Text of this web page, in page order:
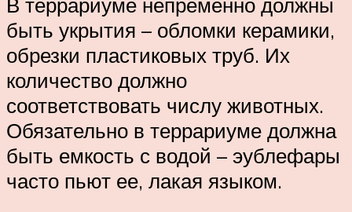
быть укрытия – обломки керамики,
обрезки пластиковых труб. Их
количество должно
соответствовать числу животных.
Обязательно в террариуме должна
быть емкость с водой – эублефары
часто пьют ее, лакая языком.